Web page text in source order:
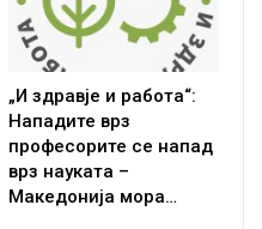
„И здравје и работа“:
Нападите врз
професорите се напад
врз науката –
Македонија мора…